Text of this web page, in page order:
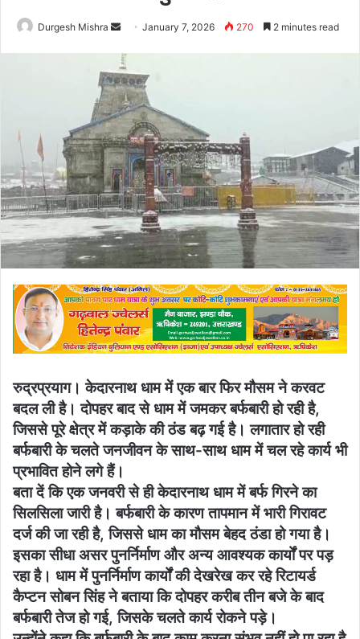
Durgesh Mishra
Send
email
January 7, 2026 270 2 minutes read
रुद्रप्रयाग। केदारनाथ धाम में एक बार फिर मौसम ने करवट
बदल ली है। दोपहर बाद से धाम में जमकर बर्फबारी हो रही है,
जिससे पूरे क्षेत्र में कड़ाके की ठंड बढ़ गई है। लगातार हो रही
बर्फबारी के चलते जनजीवन के साथ-साथ धाम में चल रहे कार्य भी
प्रभावित होने लगे हैं।
बता दें कि एक जनवरी से ही केदारनाथ धाम में बर्फ गिरने का
सिलसिला जारी है। बर्फबारी के कारण तापमान में भारी गिरावट
दर्ज की जा रही है, जिससे धाम का मौसम बेहद ठंडा हो गया है।
इसका सीधा असर पुनर्निर्माण और अन्य आवश्यक कार्यों पर पड़
रहा है। धाम में पुनर्निर्माण कार्यों की देखरेख कर रहे रिटायर्ड
कैप्टन सोबन सिंह ने बताया कि दोपहर करीब तीन बजे के बाद
बर्फबारी तेज हो गई, जिसके चलते कार्य रोकने पड़े।